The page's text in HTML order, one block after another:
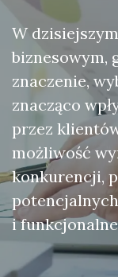
W
biznesowym,
znaczenie,
znacząco
przez
możliwość
konkurencji,
i